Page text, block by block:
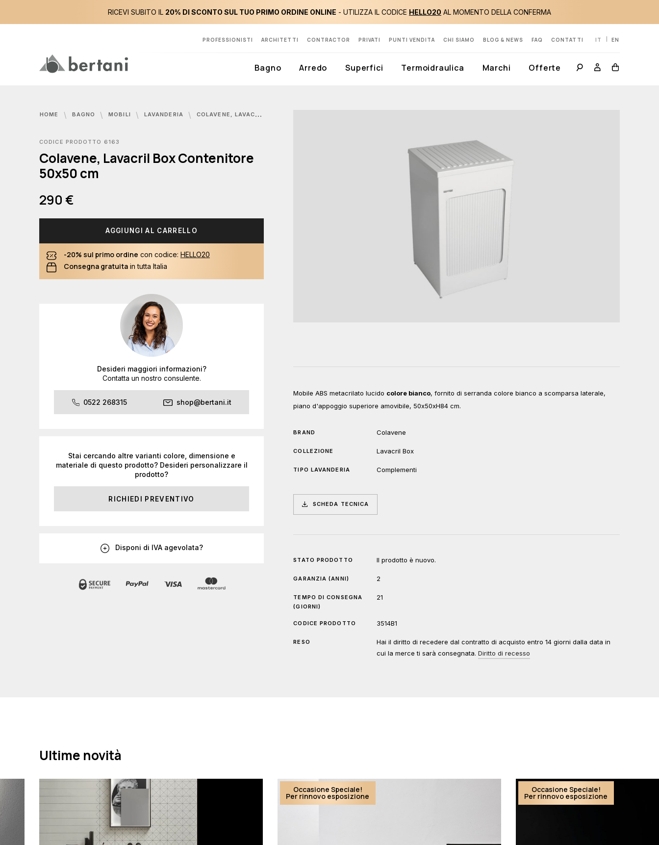
RICEVI SUBITO IL 20% DI SCONTO SUL TUO PRIMO ORDINE ONLINE - UTILIZZA IL CODICE HELLO20 AL MOMENTO DELLA CONFERMA
PROFESSIONISTI ARCHITETTI CONTRACTOR PRIVATI PUNTI VENDITA CHI SIAMO BLOG & NEWS FAQ CONTATTI IT EN
Bagno Arredo Superfici Termoidraulica Marchi Offerte
HOME BAGNO MOBILI LAVANDERIA COLAVENE, LAVACRIL BOX CONTENITORE 50X50 CM
CODICE PRODOTTO 6163
Colavene, Lavacril Box Contenitore
50x50 cm
290 €
AGGIUNGI AL CARRELLO
-20% sul primo ordine con codice: HELLO20
Consegna gratuita in tutta Italia
Desideri maggiori informazioni?
Contatta un nostro consulente.
0522 268315 shop@bertani.it
Stai cercando altre varianti colore, dimensione e
materiale di questo prodotto? Desideri personalizzare il
prodotto?
RICHIEDI PREVENTIVO
Disponi di IVA agevolata?
Mobile ABS metacrilato lucido colore bianco, fornito di serranda colore bianco a scomparsa laterale,
piano d'appoggio superiore amovibile, 50x50xH84 cm.
BRAND Colavene
COLLEZIONE Lavacril Box
TIPO LAVANDERIA Complementi
SCHEDA TECNICA
STATO PRODOTTO Il prodotto è nuovo.
GARANZIA (ANNI) 2
TEMPO DI CONSEGNA
(GIORNI)
21
CODICE PRODOTTO 3514B1
RESO
Hai il diritto di recedere dal contratto di acquisto entro 14 giorni dalla data in
cui la merce ti sarà consegnata.Diritto di recesso
Ultime novità
Occasione Speciale!
Per rinnovo esposizione
Occasione Speciale!
Per rinnovo esposizione